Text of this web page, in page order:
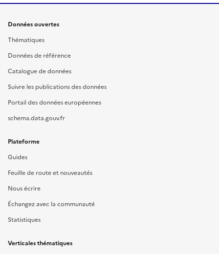
Données ouvertes
Thématiques
Données de référence
Catalogue de données
Suivre les publications des données
Portail des données européennes
schema.data.gouv.fr
Plateforme
Guides
Feuille de route et nouveautés
Nous écrire
Échangez avec la communauté
Statistiques
Verticales thématiques